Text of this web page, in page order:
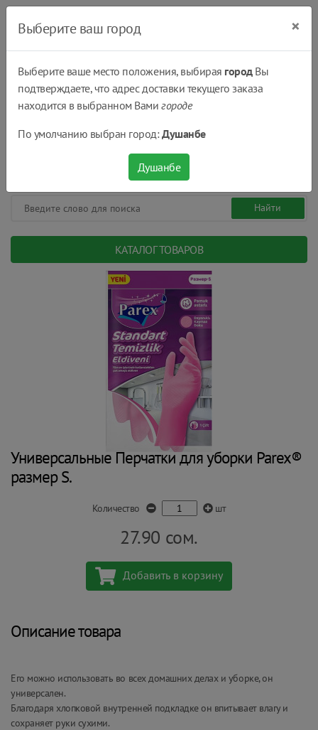
КАТАЛОГ ТОВАРОВ
Универсальные Перчатки для уборки Parex®
размер S.
Количество шт
27.90 сом.
Добавить в корзину
Описание товара
Его можно использовать во всех домашних делах и уборке, он
универсален.
Благодаря хлопковой внутренней подкладке он впитывает влагу и
сохраняет руки сухими.
Выберите ваш город ×
Выберите ваше место положения, выбирая городВы
подтверждаете, что адрес доставки текущего заказа
находится в выбранном Вамигороде
По умолчанию выбран город:Душанбе
Душанбе